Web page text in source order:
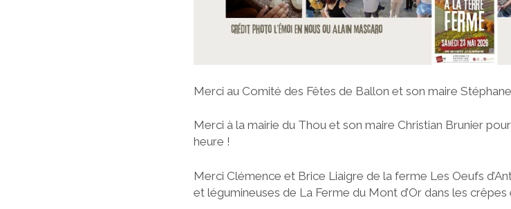
Merci au Comité des Fêtes de Ballon et son maire
Merci à la mairie du Thou et son maire Christian Brunier
heure !
Merci Clémence et Brice Liaigre de la ferme Les Oeufs
et légumineuses de La Ferme du Mont d’Or dans les